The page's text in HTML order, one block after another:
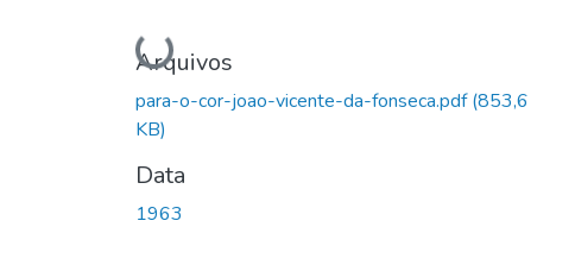
Carregando...
Arquivos
para-o-cor-joao-vicente-da-fonseca.pdf(853,6
KB)
Data
1963